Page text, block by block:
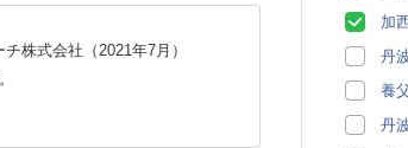
株式会社（2021年7月）
加
丹
養
丹